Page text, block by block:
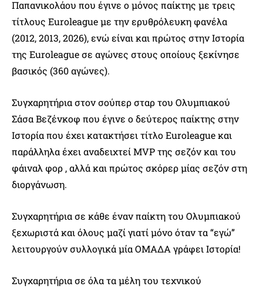
Παπανικολάου που έγινε ο μόνος παίκτης με τρεις
τίτλους Euroleague με την ερυθρόλευκη φανέλα
(2012, 2013, 2026), ενώ είναι και πρώτος στην Ιστορία
της Euroleague σε αγώνες στους οποίους ξεκίνησε
βασικός (360 αγώνες).
Συγχαρητήρια στον σούπερ σταρ του Ολυμπιακού
Σάσα Βεζένκοφ που έγινε ο δεύτερος παίκτης στην
Ιστορία που έχει κατακτήσει τίτλο Euroleague και
παράλληλα έχει αναδειχτεί MVP της σεζόν και του
φάιναλ φορ , αλλά και πρώτος σκόρερ μίας σεζόν στη
διοργάνωση.
Συγχαρητήρια σε κάθε έναν παίκτη του Ολυμπιακού
ξεχωριστά και όλους μαζί γιατί μόνο όταν τα “εγώ”
λειτουργούν συλλογικά μία ΟΜΑΔΑ γράφει Ιστορία!
Συγχαρητήρια σε όλα τα μέλη του τεχνικού